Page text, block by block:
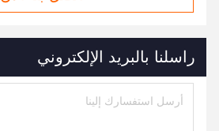
راسلنا بالبريد الإلكتروني